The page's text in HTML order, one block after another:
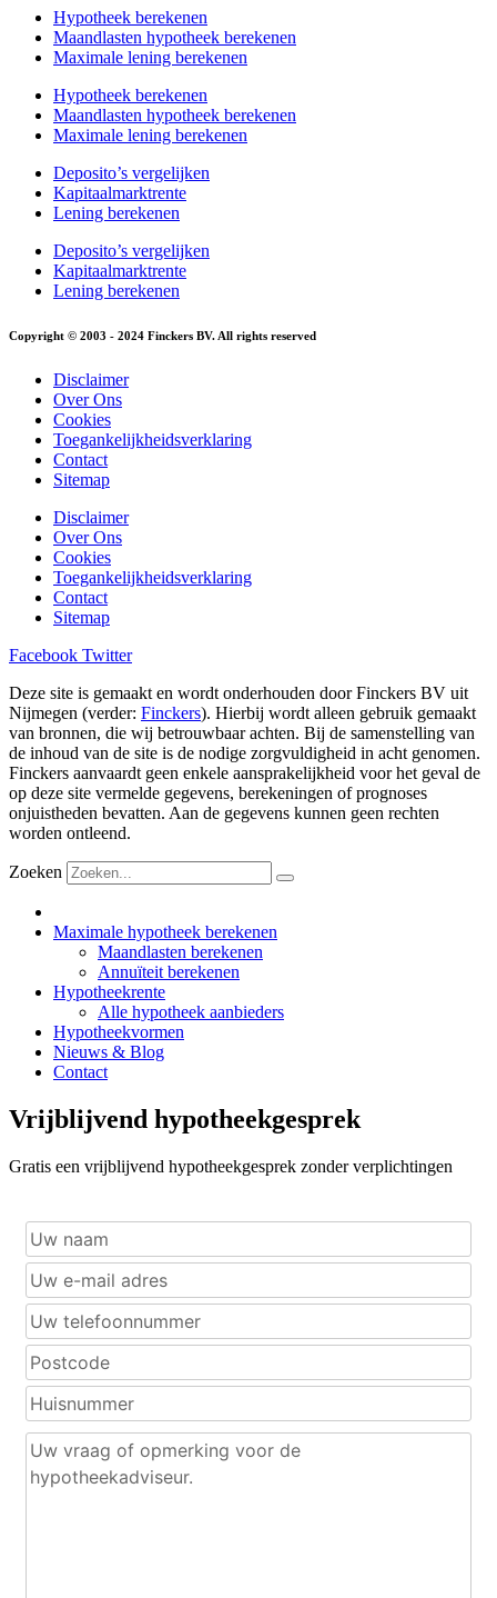
Hypotheek berekenen
Maandlasten hypotheek berekenen
Maximale lening berekenen
Hypotheek berekenen
Maandlasten hypotheek berekenen
Maximale lening berekenen
Deposito’s vergelijken
Kapitaalmarktrente
Lening berekenen
Deposito’s vergelijken
Kapitaalmarktrente
Lening berekenen
Copyright © 2003 - 2024 Finckers BV. All rights reserved
Disclaimer
Over Ons
Cookies
Toegankelijkheidsverklaring
Contact
Sitemap
Disclaimer
Over Ons
Cookies
Toegankelijkheidsverklaring
Contact
Sitemap
Facebook Twitter
Deze site is gemaakt en wordt onderhouden door Finckers BV uit
Nijmegen (verder: Finckers). Hierbij wordt alleen gebruik gemaakt
van bronnen, die wij betrouwbaar achten. Bij de samenstelling van
de inhoud van de site is de nodige zorgvuldigheid in acht genomen.
Finckers aanvaardt geen enkele aansprakelijkheid voor het geval de
op deze site vermelde gegevens, berekeningen of prognoses
onjuistheden bevatten. Aan de gegevens kunnen geen rechten
worden ontleend.
Zoeken
Maximale hypotheek berekenen
Maandlasten berekenen
Annuïteit berekenen
Hypotheekrente
Alle hypotheek aanbieders
Hypotheekvormen
Nieuws & Blog
Contact
Vrijblijvend hypotheekgesprek
Gratis een vrijblijvend hypotheekgesprek zonder verplichtingen